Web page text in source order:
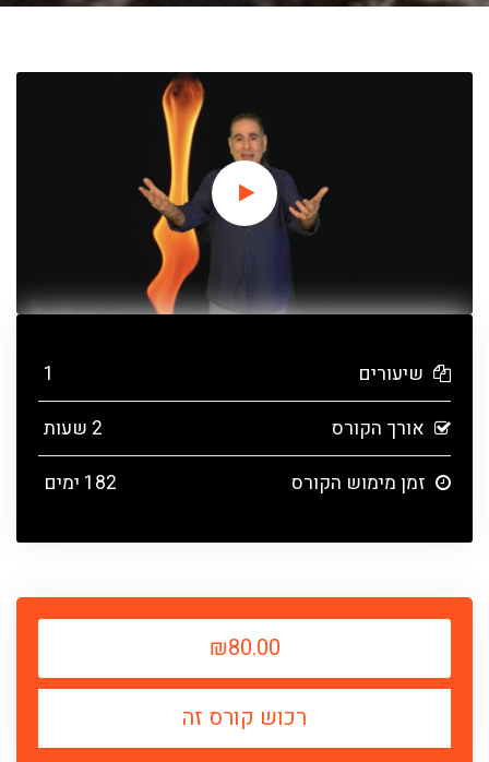
שיעורים
1
אורך הקורס
2 שעות
זמן מימוש הקורס
182 ימים
₪80.00
רכוש קורס זה